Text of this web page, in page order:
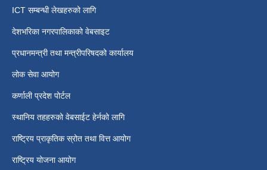
ICT सम्बन्धी लेखहरुको लागि
देशभरिका नगरपालिकाको वेबसाइट
प्रधानमन्त्री तथा मन्त्रीपरिषदको कार्यालय
लोक सेवा आयोग
कर्णाली प्रदेश पोर्टल
स्थानिय तहहरुको वेबसाईट हेर्नको लागि
राष्ट्रिय प्राकृतिक स्रोत तथा वित्त आयोग
राष्ट्रिय योजना आयोग